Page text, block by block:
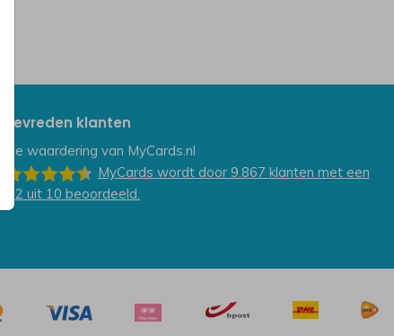
Tevreden klanten
De waardering van MyCards.nl
MyCards wordt door 9.867 klanten met een
9.2 uit 10 beoordeeld.